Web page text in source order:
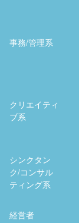
事務/管理系
クリエイティ
ブ系
シンクタン
ク/コンサル
ティング系
経営者